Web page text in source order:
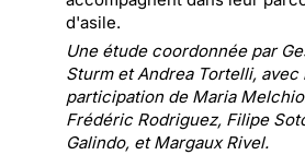
d'asile.
Une étude coordonnée par
Sturm et Andrea Tortelli, avec
participation de Maria
Frédéric Rodriguez, Filipe
Galindo, et Margaux Rivel.